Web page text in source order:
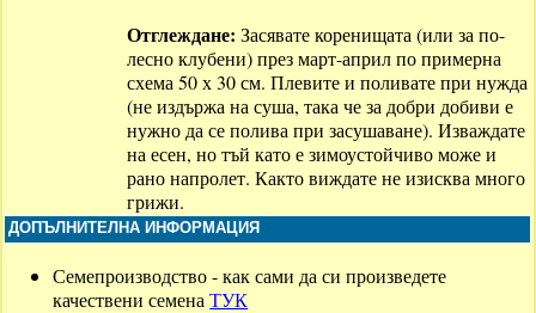
Отглеждане: Засявате коренищата (или за по-
лесно клубени) през март-април по примерна
схема 50 х 30 см. Плевите и поливате при нужда
(не издържа на суша, така че за добри добиви е
нужно да се полива при засушаване). Изваждате
на есен, но тъй като е зимоустойчиво може и
рано напролет. Както виждате не изисква много
грижи.
ДОПЪЛНИТЕЛНА ИНФОРМАЦИЯ
Семепроизводство - как сами да си произведете
качествени семенаТУК